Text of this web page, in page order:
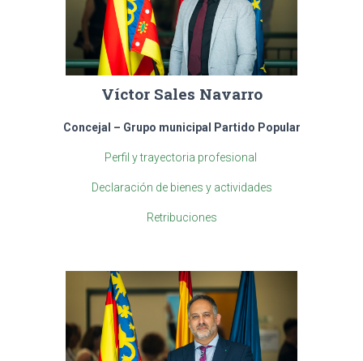
Víctor Sales Navarro
Concejal – Grupo municipal Partido Popular
Perfil y trayectoria profesional
Declaración de bienes y actividades
Retribuciones